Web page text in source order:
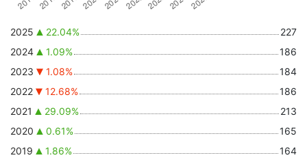
2025 22.04%
227
2024
1.09%
186
2023
1.08%
184
2022
12.68%
186
2021
29.09%
213
2020
0.61%
165
2019
1.86%
164